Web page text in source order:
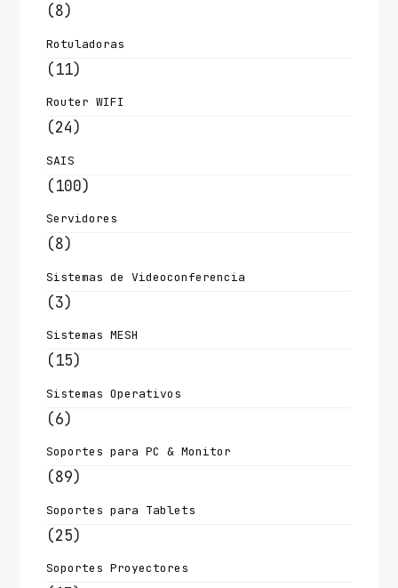
(8)
Rotuladoras
(11)
Router WIFI
(24)
SAIS
(100)
Servidores
(8)
Sistemas de Videoconferencia
(3)
Sistemas MESH
(15)
Sistemas Operativos
(6)
Soportes para PC & Monitor
(89)
Soportes para Tablets
(25)
Soportes Proyectores